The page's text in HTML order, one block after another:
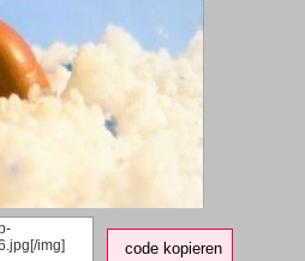
code kopieren